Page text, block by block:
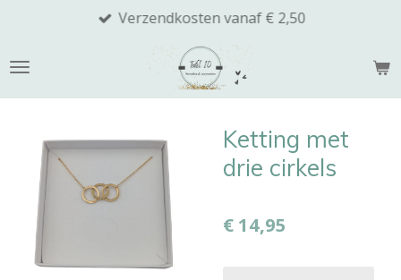
naar
Verzendkosten vanaf € 2,50
Ketting met
drie cirkels
€ 14,95